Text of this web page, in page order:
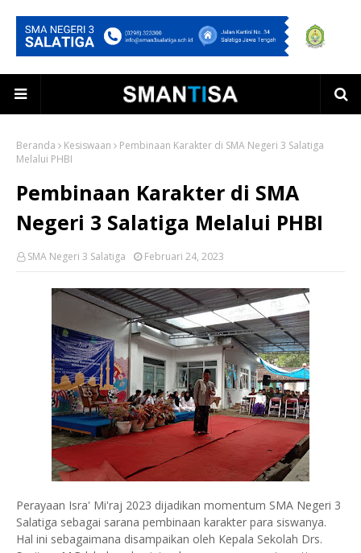
Beranda Kesiswaan
Pembinaan Karakter di SMA Negeri 3 Salatiga
Melalui PHBI
Pembinaan Karakter di SMA
Negeri 3 Salatiga Melalui PHBI
SMA Negeri 3 Salatiga Februari 24, 2023
Perayaan Isra' Mi'raj 2023 dijadikan momentum SMA Negeri 3
Salatiga sebagai sarana pembinaan karakter para siswanya.
Hal ini sebagaimana disampaikan oleh Kepala Sekolah Drs.